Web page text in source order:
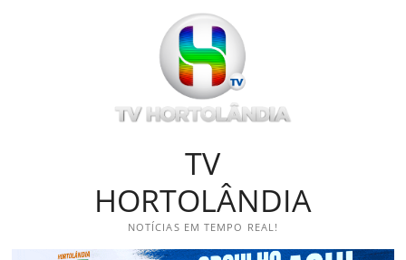
TV
HORTOLÂNDIA
NOTÍCIAS EM TEMPO REAL!